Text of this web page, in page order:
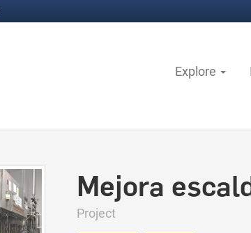
Explore
Mejora
Project